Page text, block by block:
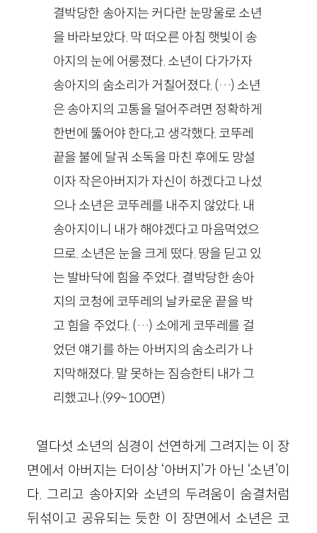
결박당한 송아지는 커다란 눈망울로 소년
을 바라보았다. 막 떠오른 아침 햇빛이 송
아지의 눈에 어룽졌다. 소년이 다가가자
송아지의 숨소리가 거칠어졌다. (…) 소년
은 송아지의 고통을 덜어주려면 정확하게
한번에 뚫어야 한다,고 생각했다. 코뚜레
끝을 불에 달궈 소독을 마친 후에도 망설
이자 작은아버지가 자신이 하겠다고 나섰
으나 소년은 코뚜레를 내주지 않았다. 내
송아지이니 내가 해야겠다고 마음먹었으
므로. 소년은 눈을 크게 떴다. 땅을 딛고 있
는 발바닥에 힘을 주었다. 결박당한 송아
지의 코청에 코뚜레의 날카로운 끝을 박
고 힘을 주었다. (…) 소에게 코뚜레를 걸
었던 얘기를 하는 아버지의 숨소리가 나
지막해졌다. 말 못하는 짐승한티 내가 그
리했고나.(99~100면)
열다섯 소년의 심경이 선연하게 그려지는 이 장
면에서 아버지는 더이상 ‘아버지’가 아닌 ‘소년’이
다. 그리고 송아지와 소년의 두려움이 숨결처럼
뒤섞이고 공유되는 듯한 이 장면에서 소년은 코